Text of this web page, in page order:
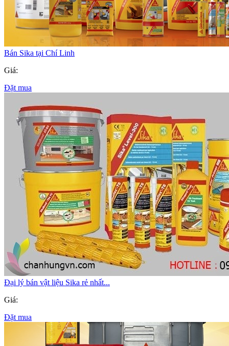
Bán Sika tại Chí Linh
Giá:
Đặt mua
Đại lý bán vật liệu Sika rẻ nhất...
Giá:
Đặt mua